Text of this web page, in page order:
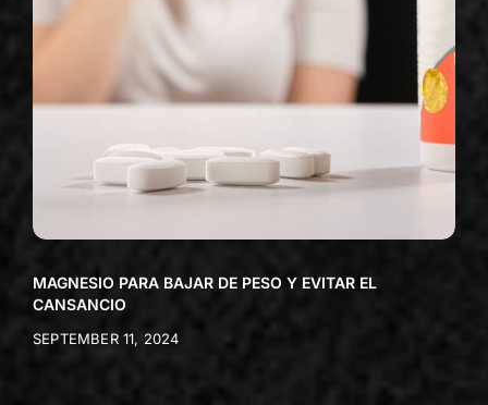
MAGNESIO PARA BAJAR DE PESO Y EVITAR EL
CANSANCIO
SEPTEMBER 11, 2024